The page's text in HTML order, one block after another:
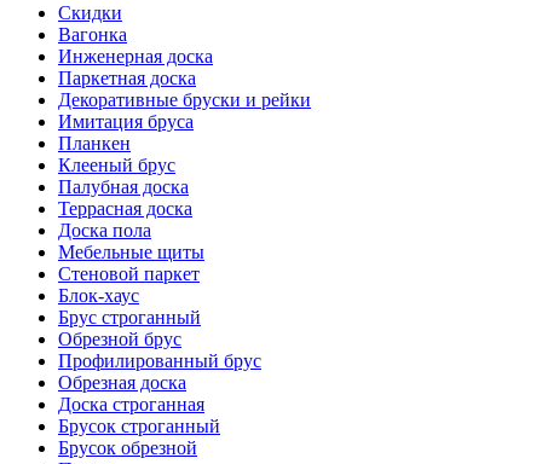
Скидки
Вагонка
Инженерная доска
Паркетная доска
Декоративные бруски и рейки
Имитация бруса
Планкен
Клееный брус
Палубная доска
Террасная доска
Доска пола
Мебельные щиты
Стеновой паркет
Блок-хаус
Брус строганный
Обрезной брус
Профилированный брус
Обрезная доска
Доска строганная
Брусок строганный
Брусок обрезной